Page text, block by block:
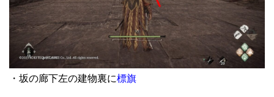
・坂の廊下左の建物裏に標旗